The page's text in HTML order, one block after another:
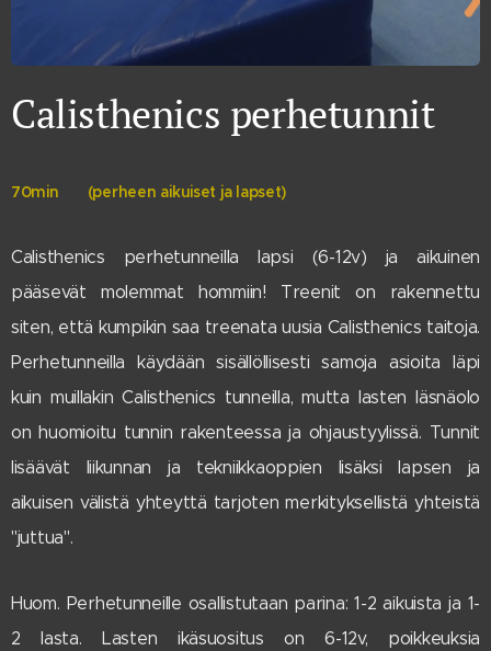
Calisthenics perhetunnit
70min (perheen aikuiset ja lapset)
Calisthenics perhetunneilla lapsi (6-12v) ja aikuinen
pääsevät molemmat hommiin! Treenit on rakennettu
siten, että kumpikin saa treenata uusia Calisthenics taitoja.
Perhetunneilla käydään sisällöllisesti samoja asioita läpi
kuin muillakin Calisthenics tunneilla, mutta lasten läsnäolo
on huomioitu tunnin rakenteessa ja ohjaustyylissä. Tunnit
lisäävät liikunnan ja tekniikkaoppien lisäksi lapsen ja
aikuisen välistä yhteyttä tarjoten merkityksellistä yhteistä
"juttua".
Huom. Perhetunneille osallistutaan parina: 1-2 aikuista ja 1-
2 lasta.
Lasten ikäsuositus on 6-12v, poikkeuksia